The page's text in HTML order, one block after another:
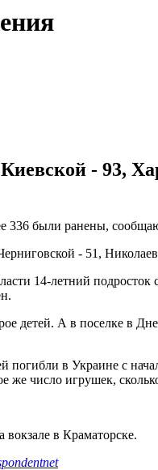
- 93,
336 были ранены,
- 51,
14-летний
А в поселке в
в Украине с
же число игрушек,
вокзале в Краматорске.